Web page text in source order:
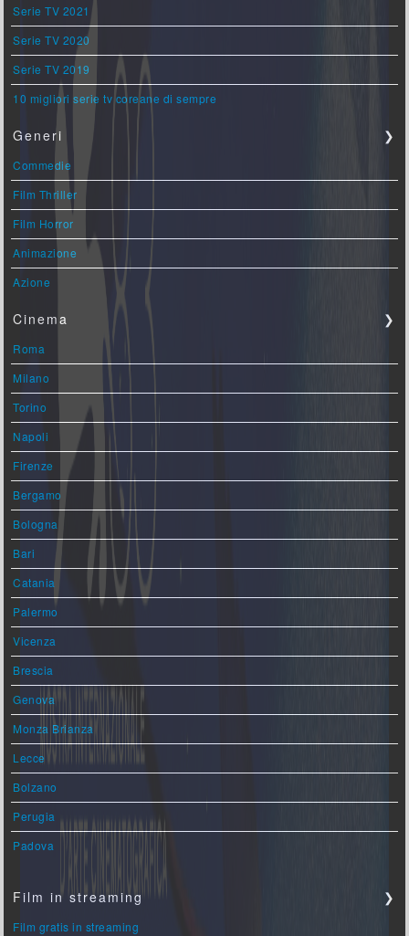
Serie TV 2021
Serie TV 2020
Serie TV 2019
10 migliori serie tv coreane di sempre
Generi ❯
Commedie
Film Thriller
Film Horror
Animazione
Azione
Cinema ❯
Roma
Milano
Torino
Napoli
Firenze
Bergamo
Bologna
Bari
Catania
Palermo
Vicenza
Brescia
Genova
Monza Brianza
Lecce
Bolzano
Perugia
Padova
Film in streaming ❯
Film gratis in streaming